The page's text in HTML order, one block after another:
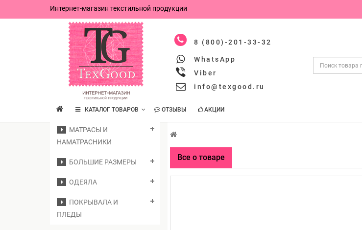
Интернет-магазин текстильной продукции
8 (800)-201-33-32
WhatsApp
Viber
info@texgood.ru
КАТАЛОГ ТОВАРОВ ОТЗЫВЫ АКЦИИ
МАТРАСЫ И
НАМАТРАСНИКИ
БОЛЬШИЕ РАЗМЕРЫ
ОДЕЯЛА
ПОКРЫВАЛА И
ПЛЕДЫ
Все о товаре